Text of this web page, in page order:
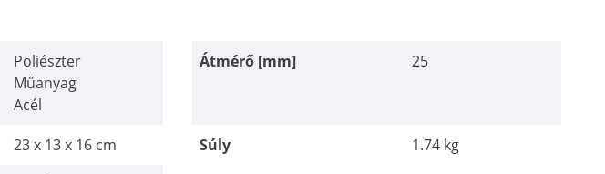
Poliészter
Műanyag
Acél
Átmérő [mm] 25
23 x 13 x 16 cm Súly
1.74 kg